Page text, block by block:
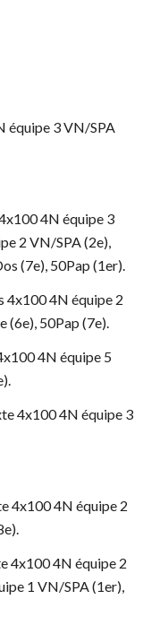
équipe 3 VN/SPA
4N équipe 3
2 VN/SPA (2e),
(7e), 50Pap (1er).
4x100 4N équipe 2
(6e), 50Pap (7e).
4N équipe 5
4x100 4N équipe 3
4x100 4N équipe 2
4x100 4N équipe 2
1 VN/SPA (1er),